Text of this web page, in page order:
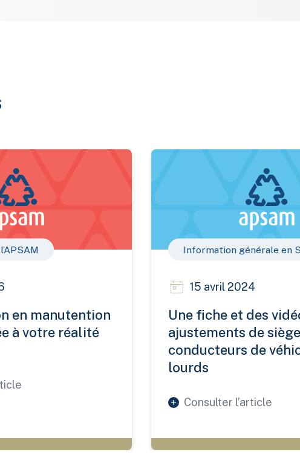
100 % adaptée à votre réalité de terrain
en manutention
à votre réalité
Une fiche et des vidéos sur les
Information générale en
15 avril 2024
Une fiche et des
ajustements de
conducteurs de
lourds
Consulter l’article